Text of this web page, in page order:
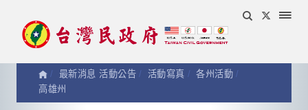
最新消息 活動公告 活動寫真
各州活動
高雄州